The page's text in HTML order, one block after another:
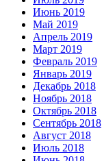
Июнь 2019
Май 2019
Апрель 2019
Март 2019
Февраль 2019
Январь 2019
Декабрь 2018
Ноябрь 2018
Октябрь 2018
Сентябрь 2018
Август 2018
Июль 2018